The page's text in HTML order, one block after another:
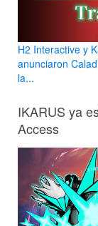
H2 Interactive y
anunciaron
la...
IKARUS ya
Access